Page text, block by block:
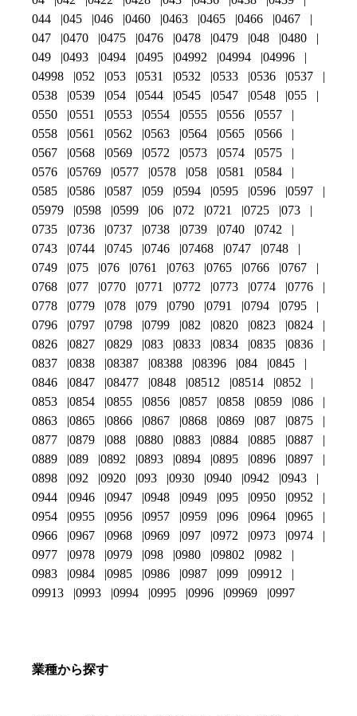
044
045 046 0460 0463 0465 0466
0467
047
0470 0475 0476 0478 0479 048
0480
049
0493 0494 0495 04992 04994
04996
04998
052 053 0531 0532 0533 0536
0537
0538
0539 054 0544 0545 0547 0548
055
0550
0551 0553 0554 0555 0556
0557
0558
0561 0562 0563 0564 0565
0566
0567
0568 0569 0572 0573 0574
0575
0576
05769 0577 0578 058 0581
0584
0585
0586 0587 059 0594 0595 0596
0597
05979
0598 0599 06 072 0721 0725
073
0735
0736 0737 0738 0739 0740
0742
0743
0744 0745 0746 07468 0747
0748
0749
075 076 0761 0763 0765 0766
0767
0768
077 0770 0771 0772 0773 0774
0776
0778
0779 078 079 0790 0791 0794
0795
0796
0797 0798 0799 082 0820 0823
0824
0826
0827 0829 083 0833 0834 0835
0836
0837
0838 08387 08388 08396 084
0845
0846
0847 08477 0848 08512 08514
0852
0853
0854 0855 0856 0857 0858 0859
086
0863
0865 0866 0867 0868 0869 087
0875
0877
0879 088 0880 0883 0884 0885
0887
0889
089 0892 0893 0894 0895 0896
0897
0898
092 0920 093 0930 0940 0942
0943
0944
0946 0947 0948 0949 095 0950
0952
0954
0955 0956 0957 0959 096 0964
0965
0966
0967 0968 0969 097 0972 0973
0974
0977
0978 0979 098 0980 09802
0982
0983
0984 0985 0986 0987 099
09912
09913
0993 0994 0995 0996 09969 0997
業種から探す